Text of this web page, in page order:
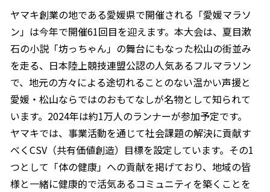
サッと鍋® 楽チン鍋®
楽チン屋® ストレートつゆ
割烹白だしレシピ
レシピ特設サイト
割烹白だしレシピ特集
だし巻き卵特集
ヤマキ創業の地である愛媛県で開催される「愛媛マラソ
ン」は今年で開催61回目を迎えます。本大会は、夏目漱
石の小説「坊っちゃん」の舞台にもなった松山の街並み
を走る、日本陸上競技連盟公認の人気あるフルマラソン
で、地元の方々による途切れることのない温かい声援と
愛媛・松山ならではのおもてなしが名物として知られて
います。2024年は約1万人のランナーが参加予定です。
ヤマキでは、事業活動を通じて社会課題の解決に貢献す
べくCSV（共有価値創造）目標を設定しています。その1
つとして「体の健康」への貢献を掲げており、地域の皆
様と一緒に健康的で活気あるコミュニティを築くことを